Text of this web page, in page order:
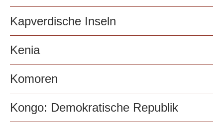
Kapverdische Inseln
Kenia
Komoren
Kongo: Demokratische Republik